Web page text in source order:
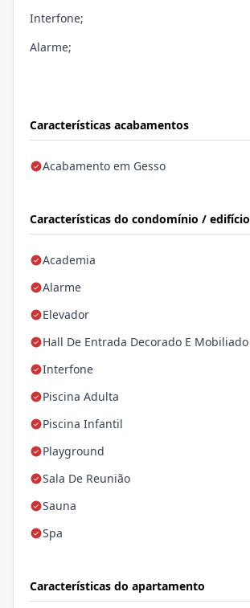
Características acabamentos
Acabamento em Gesso
Características do condomínio / edifício
Academia
Alarme
Elevador
Hall De Entrada Decorado E Mobiliado
Interfone
Piscina Adulta
Piscina Infantil
Playground
Sala De Reunião
Sauna
Spa
Características do apartamento
Interfone;
Alarme;